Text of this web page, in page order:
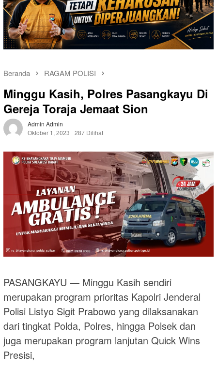
Beranda RAGAM POLISI
Minggu Kasih, Polres Pasangkayu Di
Gereja Toraja Jemaat Sion
Admin Admin
Oktober 1, 2023
287 Dilihat
PASANGKAYU — Minggu Kasih sendiri
merupakan program prioritas Kapolri Jenderal
Polisi Listyo Sigit Prabowo yang dilaksanakan
dari tingkat Polda, Polres, hingga Polsek dan
juga merupakan program lanjutan Quick Wins
Presisi,